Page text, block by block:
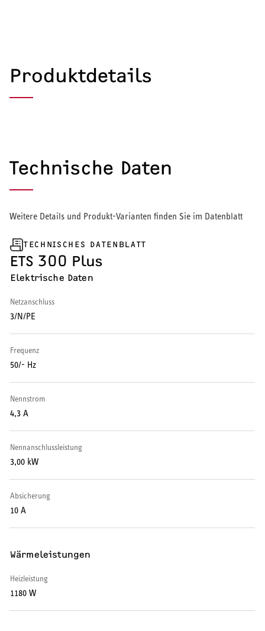
HEIZEN UND KÜHLEN
Wärmepumpe
Puffer- und Trinkwarmwasserspeicher
Regelung / Energiemanagement
Elektroheizung
WARMWASSER
Warmwasserspeicher
Kochendwassergeräte
Produktdetails
Technische Daten
Weitere Details und Produkt-Varianten finden Sie im Datenblatt
TECHNISCHES DATENBLATT
ETS 300 Plus
Elektrische Daten
Netzanschluss
3/N/PE
Frequenz
50/- Hz
Nennstrom
4,3 A
Nennanschlussleistung
3,00 kW
Absicherung
10 A
Wärmeleistungen
Heizleistung
1180 W